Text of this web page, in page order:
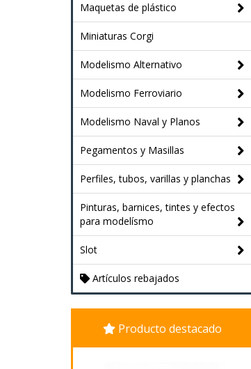
Maquetas de plástico
Miniaturas Corgi
Modelismo Alternativo
Modelismo Ferroviario
Modelismo Naval y Planos
Pegamentos y Masillas
Perfiles, tubos, varillas y planchas
Pinturas, barnices, tintes y efectos
para modelísmo
Slot
Artículos rebajados
Producto destacado